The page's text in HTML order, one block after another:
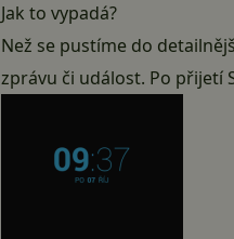
Jak to vypadá?
Než se pustíme do
zprávu či událost. Po přijetí